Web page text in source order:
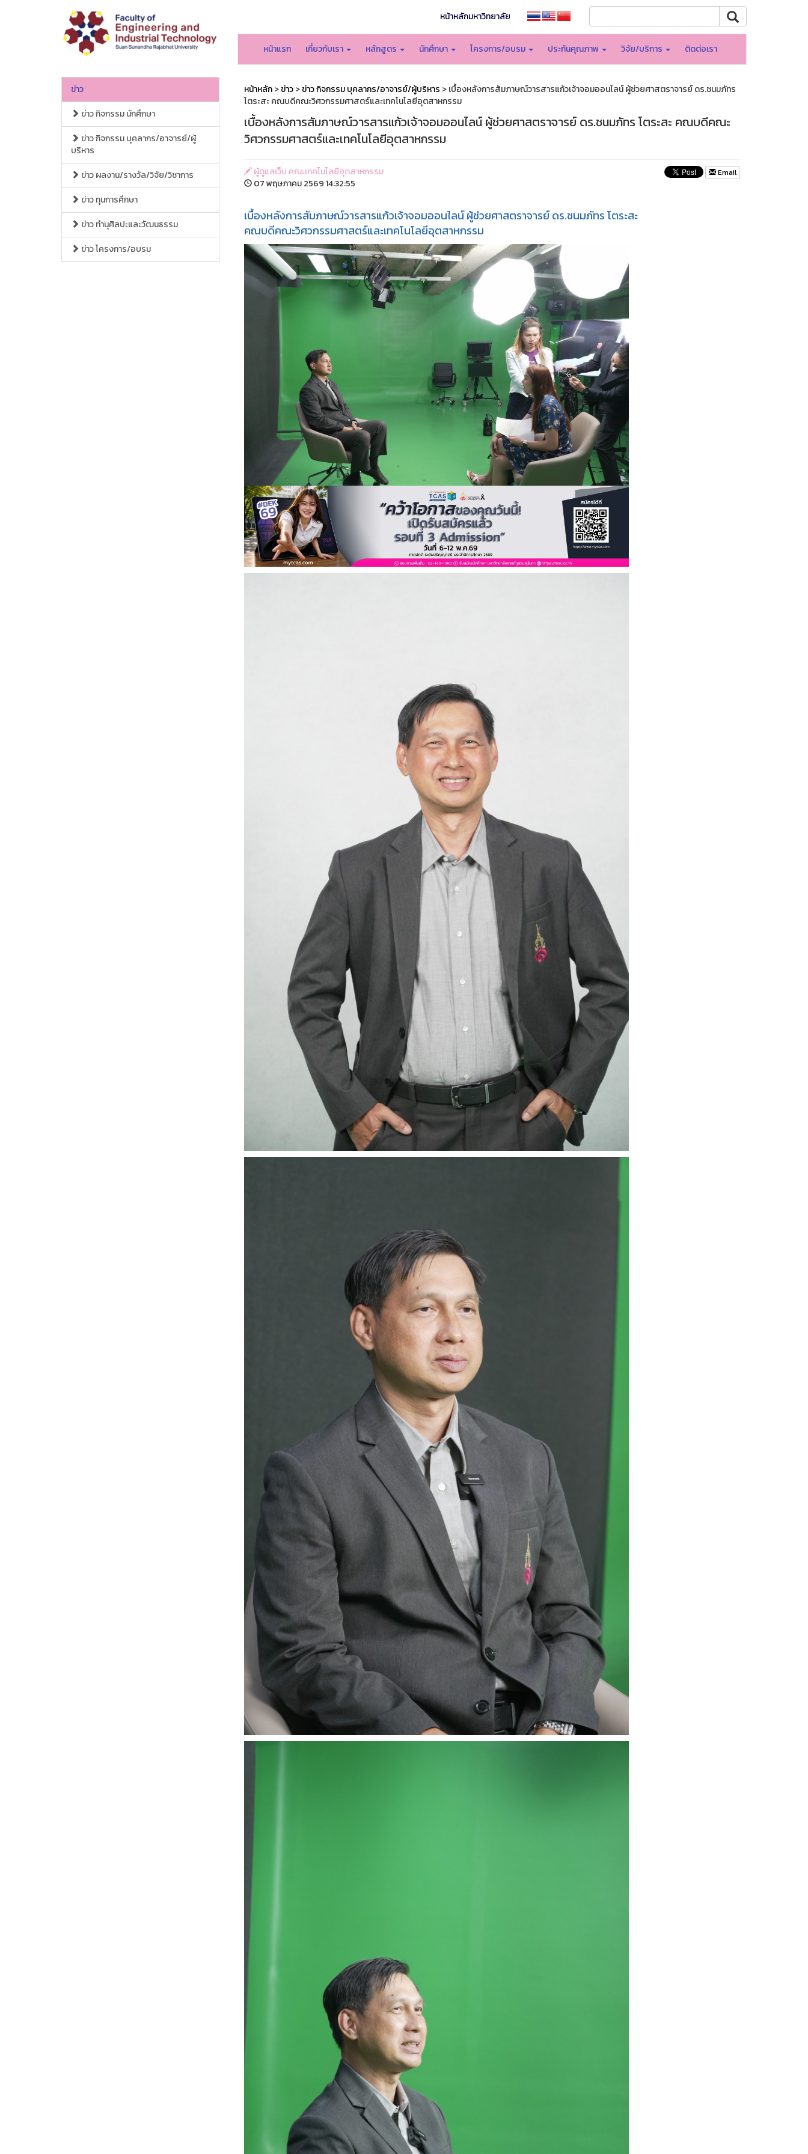
หน้าหลักมหาวิทยาลัย
หน้าแรก เกี่ยวกับเรา หลักสูตร นักศึกษา โครงการ/อบรม ประกันคุณภาพ วิจัย/บริการ ติดต่อเรา
ข่าว
ข่าว กิจกรรม นักศึกษา
ข่าว กิจกรรม บุคลากร/อาจารย์/ผู้
บริหาร
ข่าว ผลงาน/รางวัล/วิจัย/วิชาการ
ข่าว ทุนการศึกษา
ข่าว ทำนุศิลปะและวัฒนธรรม
ข่าว โครงการ/อบรม
หน้าหลัก>ข่าว>ข่าว กิจกรรม บุคลากร/อาจารย์/ผู้บริหาร > เบื้องหลังการสัมภาษณ์วารสารแก้วเจ้าจอมออนไลน์ ผู้ช่วยศาสตราจารย์ ดร.ชนมภัทร
โตระสะ คณบดีคณะวิศวกรรมศาสตร์และเทคโนโลยีอุตสาหกรรม
เบื้องหลังการสัมภาษณ์วารสารแก้วเจ้าจอมออนไลน์ ผู้ช่วยศาสตราจารย์ ดร.ชนมภัทร โตระสะ คณบดีคณะ
วิศวกรรมศาสตร์และเทคโนโลยีอุตสาหกรรม
ผู้ดูแลเว็บ คณะเทคโนโลยีอุตสาหกรรม
07 พฤษภาคม 2569 14:32:55
Email
เบื้องหลังการสัมภาษณ์วารสารแก้วเจ้าจอมออนไลน์ ผู้ช่วยศาสตราจารย์ ดร.ชนมภัทร โตระสะ
คณบดีคณะวิศวกรรมศาสตร์และเทคโนโลยีอุตสาหกรรม